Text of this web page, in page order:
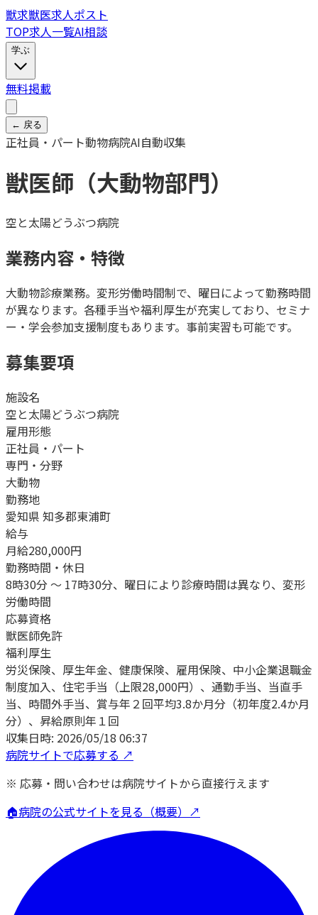
獣求獣医求人ポスト
TOP求人一覧AI相談
学ぶ
無料掲載
← 戻る
正社員・パート動物病院AI自動収集
獣医師（大動物部門）
空と太陽どうぶつ病院
業務内容・特徴
大動物診療業務。変形労働時間制で、曜日によって勤務時間
が異なります。各種手当や福利厚生が充実しており、セミナ
ー・学会参加支援制度もあります。事前実習も可能です。
募集要項
施設名
空と太陽どうぶつ病院
雇用形態
正社員・パート
専門・分野
大動物
勤務地
愛知県 知多郡東浦町
給与
月給280,000円
勤務時間・休日
8時30分 ～ 17時30分、曜日により診療時間は異なり、変形
労働時間
応募資格
獣医師免許
福利厚生
労災保険、厚生年金、健康保険、雇用保険、中小企業退職金
制度加入、住宅手当（上限28,000円）、通勤手当、当直手
当、時間外手当、賞与年２回平均3.8か月分（初年度2.4か月
分）、昇給原則年１回
収集日時: 2026/05/18 06:37
病院サイトで応募する ↗
※ 応募・問い合わせは病院サイトから直接行えます
🏠病院の公式サイトを見る（概要）↗